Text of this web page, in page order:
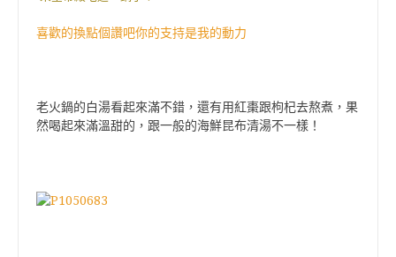
喜歡的換點個讚吧你的支持是我的動力
老火鍋的白湯看起來滿不錯，還有用紅棗跟枸杞去熬煮，果
然喝起來滿溫甜的，跟一般的海鮮昆布清湯不一樣！